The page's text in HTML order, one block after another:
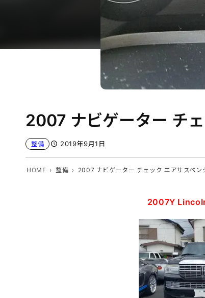
2007 ナビゲーター チ
整備 2019年9月1日
HOME 整備 2007 ナビゲーター チェック エアサスペン
2007Y